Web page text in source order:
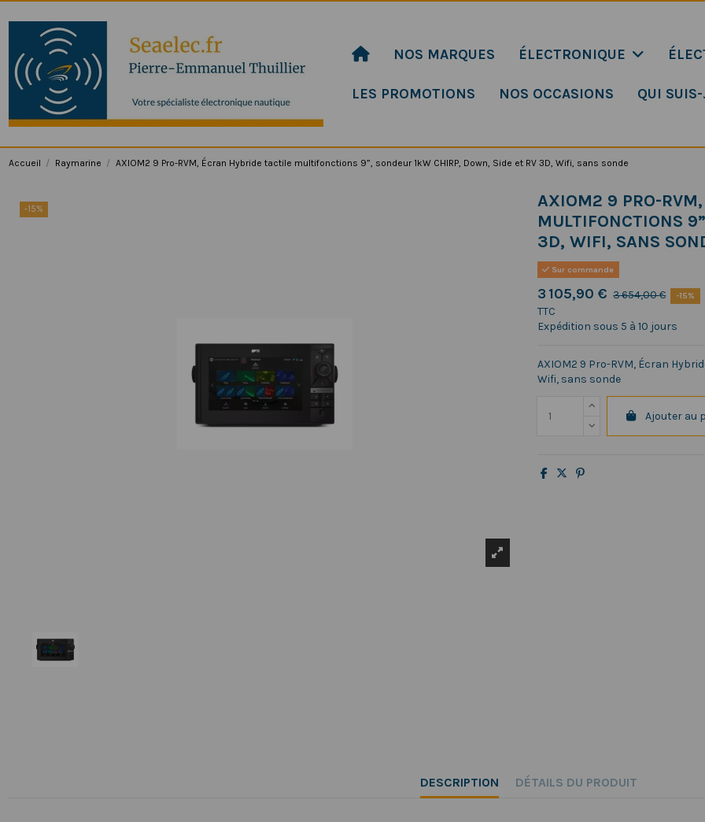
NOS MARQUES ÉLECTRONIQUE
LES PROMOTIONS NOS OCCASIONS QUI
Accueil Raymarine AXIOM2 9 Pro-RVM, Écran Hybride tactile multifonctions 9”, sondeur 1kW CHIRP, Down, Side et RV 3D, Wifi, sans sonde
-15%
AXIOM2 9 PRO-
MULTIFONCTIONS
3D, WIFI, SANS
Sur commande
3 105,90 € 3 654,00 € -15%
TTC
Expédition sous 5 à 10 jours
AXIOM2 9 Pro-RVM, Écran
Wifi, sans sonde
Ajouter au
DESCRIPTION DÉTAILS DU PRODUIT